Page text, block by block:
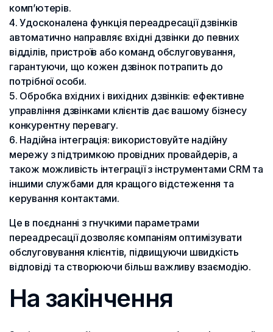
комп’ютерів.
Удосконалена функція переадресації дзвінків
автоматично направляє вхідні дзвінки до певних
відділів, пристроїв або команд обслуговування,
гарантуючи, що кожен дзвінок потрапить до
потрібної особи.
Обробка вхідних і вихідних дзвінків: ефективне
управління дзвінками клієнтів дає вашому бізнесу
конкурентну перевагу.
Надійна інтеграція: використовуйте надійну
мережу з підтримкою провідних провайдерів, а
також можливість інтеграції з інструментами CRM та
іншими службами для кращого відстеження та
керування контактами.
Це в поєднанні з гнучкими параметрами
переадресації дозволяє компаніям оптимізувати
обслуговування клієнтів, підвищуючи швидкість
відповіді та створюючи більш важливу взаємодію.
На закінчення